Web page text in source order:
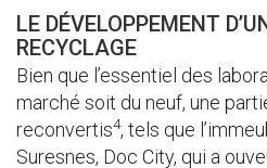
LE DÉVELOPPEMENT
RECYCLAGE
Bien que l’essentiel des
marché soit du neuf, une
reconvertis4, tels que
Suresnes, Doc City, qui a